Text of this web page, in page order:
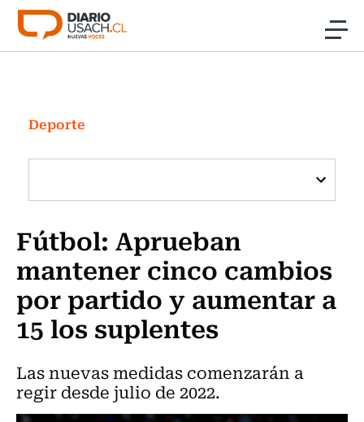
Click acá para ir directamente al contenido
Investigación
Cultura
Programas Radio y TV Usach
Deporte
Fútbol: Aprueban
mantener cinco cambios
por partido y aumentar a
15 los suplentes
Las nuevas medidas comenzarán a
regir desde julio de 2022.